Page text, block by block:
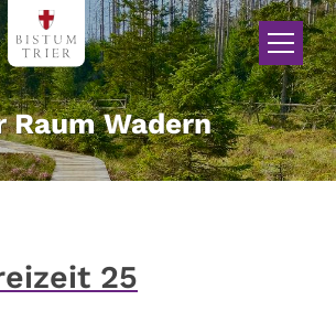
Raum Wadern
25